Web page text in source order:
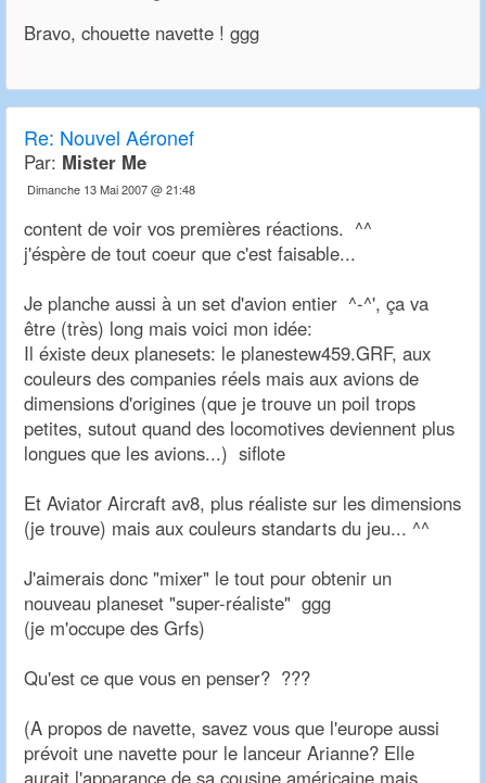
Bravo, chouette navette ! ggg
Re: Nouvel Aéronef
Par: Mister Me
Dimanche 13 Mai 2007 @ 21:48
content de voir vos premières réactions. ^^
j'éspère de tout coeur que c'est faisable...
Je planche aussi à un set d'avion entier ^-^', ça va
être (très) long mais voici mon idée:
Il éxiste deux planesets: le planestew459.GRF, aux
couleurs des companies réels mais aux avions de
dimensions d'origines (que je trouve un poil trops
petites, sutout quand des locomotives deviennent plus
longues que les avions...) siflote
Et Aviator Aircraft av8, plus réaliste sur les dimensions
(je trouve) mais aux couleurs standarts du jeu... ^^
J'aimerais donc "mixer" le tout pour obtenir un
nouveau planeset "super-réaliste" ggg
(je m'occupe des Grfs)
Qu'est ce que vous en penser? ???
(A propos de navette, savez vous que l'europe aussi
prévoit une navette pour le lanceur Arianne? Elle
aurait l'apparance de sa cousine américaine mais